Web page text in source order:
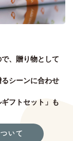
、贈り物として
シーンに合わせ
フトセット」も
いて